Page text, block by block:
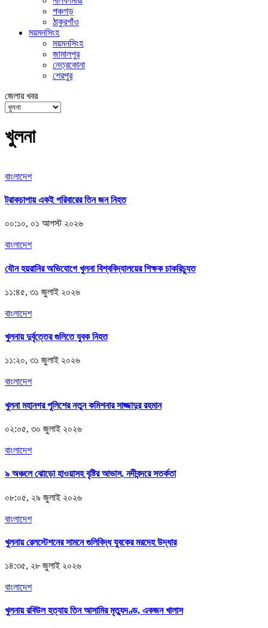
পঞ্চগড়
ঠাকুরগাঁও
ময়মনসিংহ
ময়মনসিংহ
জামালপুর
নেত্রকোনা
শেরপুর
জেলার খবর
খুলনা
বাংলাদেশ
ট্রাকচাপায় একই পরিবারের তিন জন নিহত
০০:১০, ০১ আগস্ট ২০২৬
বাংলাদেশ
যৌন হয়রানির অভিযোগে খুলনা বিশ্ববিদ্যালয়ের শিক্ষক চাকরিচ্যুত
১১:৪৫, ৩১ জুলাই ২০২৬
বাংলাদেশ
খুলনায় দুর্বৃত্তের গুলিতে যুবক নিহত
১১:২০, ৩১ জুলাই ২০২৬
বাংলাদেশ
খুলনা মহানগর পুলিশের নতুন কমিশনার সাজ্জাদুর রহমান
০২:০৫, ৩০ জুলাই ২০২৬
বাংলাদেশ
৯ অঞ্চলে ঝোড়ো হাওয়াসহ বৃষ্টির আভাস, নদীবন্দরে সতর্কতা
০৮:০৫, ২৯ জুলাই ২০২৬
বাংলাদেশ
খুলনায় রেলস্টেশনের সামনে গুলিবিদ্ধ যুবকের মরদেহ উদ্ধার
১৪:৩৫, ২৮ জুলাই ২০২৬
বাংলাদেশ
খুলনায় রবিউল হত্যায় তিন আসামির মৃত্যুদণ্ড, একজন খালাস